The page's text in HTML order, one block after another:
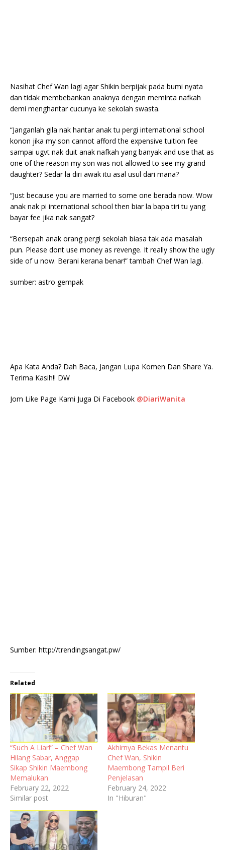
Nasihat Chef Wan lagi agar Shikin berpijak pada bumi nyata
dan tidak membebankan anaknya dengan meminta nafkah
demi menghantar cucunya ke sekolah swasta.
“Janganlah gila nak hantar anak tu pergi international school
konon jika my son cannot afford the expensive tuition fee
sampai ugvt nak duit anak nafkah yang banyak and use that as
one of the reason my son was not allowed to see my grand
daughter? Sedar la diri awak itu asal usul dari mana?
“Just because you are married to some one berada now. Wow
anak nak pi international school then biar la bapa tiri tu yang
bayar fee jika nak sangat?
“Bersepah anak orang pergi sekolah biasa tak ada masalah
pun. Please dont use money as revenge. It really show the ugly
side of u now. Berani kerana benar!” tambah Chef Wan lagi.
sumber: astro gempak
Apa Kata Anda? Dah Baca, Jangan Lupa Komen Dan Share Ya.
Terima Kasih!! DW
Jom Like Page Kami Juga Di Facebook @DiariWanita
Sumber: http://trendingsangat.pw/
Related
“Such A Liar!” – Chef Wan
Hilang Sabar, Anggap
Sikap Shikin Maembong
Memalukan
February 22, 2022
Similar post
Akhirnya Bekas Menantu
Chef Wan, Shikin
Maembong Tampil Beri
Penjelasan
February 24, 2022
In "Hiburan"